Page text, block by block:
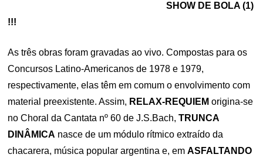
SHOW DE BOLA (1)
!!!
As três obras foram gravadas ao vivo. Compostas para os
Concursos Latino-Americanos de 1978 e 1979,
respectivamente, elas têm em comum o envolvimento com
material preexistente. Assim, RELAX-REQUIEM origina-se
no Choral da Cantata nº 60 de J.S.Bach,TRUNCA
DINÂMICA nasce de um módulo rítmico extraído da
chacarera, música popular argentina e, emASFALTANDO